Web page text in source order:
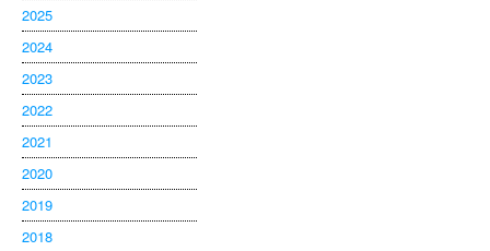
2025
2024
2023
2022
2021
2020
2019
2018